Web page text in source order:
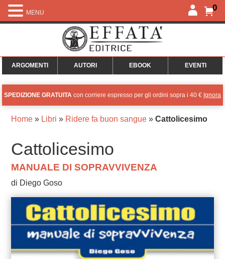
0
ARGOMENTI AUTORI EBOOK EVENTI
SPEDIZIONE GRATUITA con corriere espresso per gli ordini sopra i 40 € Ignora
Home» Libri » Ridere fa buon sangue» Cattolicesimo
Cattolicesimo
MANUALE DI SOPRAVVIVENZA
di Diego Goso
MENU